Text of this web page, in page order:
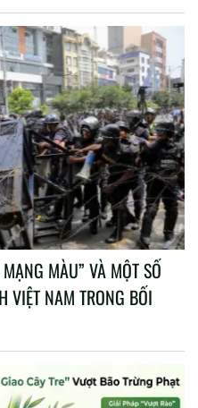
MÀU” VÀ MỘT SỐ
NAM TRONG BỐI